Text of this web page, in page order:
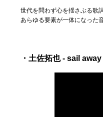
世代を問わず心を揺さぶる歌
あらゆる要素が一体になった
・土佐拓也 - sail